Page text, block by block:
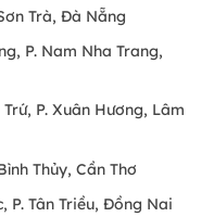
tinh tế và
tạo điểm nhấn
Trà, Đà Nẵng
P. Nam Nha Trang,
P. Xuân Hương, Lâm
Thủy, Cần Thơ
P. Tân Triều, Đồng Nai